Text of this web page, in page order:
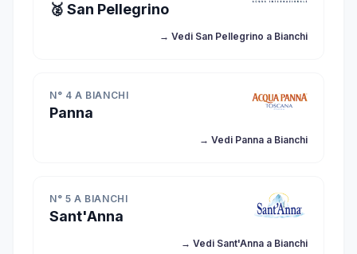
🥈 San Pellegrino
→ Vedi San Pellegrino a Bianchi
N° 4 A BIANCHI
Panna
→ Vedi Panna a Bianchi
N° 5 A BIANCHI
Sant'Anna
→ Vedi Sant'Anna a Bianchi